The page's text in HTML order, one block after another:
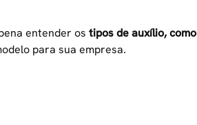
entender os tipos de auxílio, como
para sua empresa.